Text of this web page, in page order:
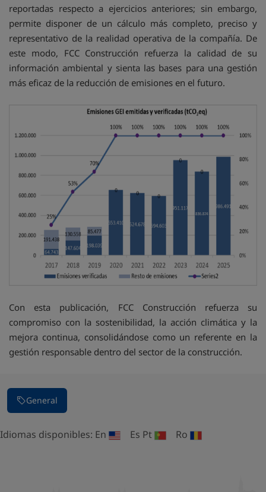
reportadas respecto a ejercicios anteriores; sin embargo,
permite disponer de un cálculo más completo, preciso y
representativo de la realidad operativa de la compañía. De
este modo, FCC Construcción refuerza la calidad de su
información ambiental y sienta las bases para una gestión
más eficaz de la reducción de emisiones en el futuro.
Con esta publicación, FCC Construcción refuerza su
compromiso con la sostenibilidad, la acción climática y la
mejora continua, consolidándose como un referente en la
gestión responsable dentro del sector de la construcción.
General
Idiomas disponibles: En Es Pt Ro